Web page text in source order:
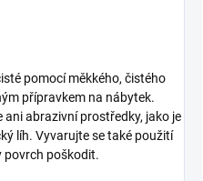
pomocí měkkého, čistého
přípravkem na nábytek.
ani abrazivní prostředky, jako je
líh. Vyvarujte se také použití
povrch poškodit.